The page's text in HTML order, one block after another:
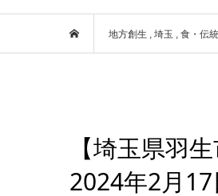
地方創生 , 埼玉 , 食・伝
【埼玉県羽
2024年2月